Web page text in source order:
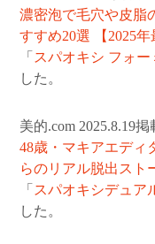
濃密泡で毛穴や皮脂
すすめ20選 【2025年
「 スパオキシ フォー
した。
美的.com 2025.8.19掲
48歳・マキアエディ
らのリアル脱出スト
「 スパオキシデュア
した。